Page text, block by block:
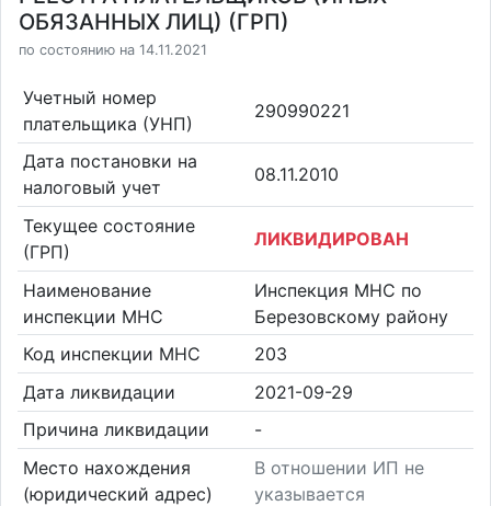
ОБЯЗАННЫХ ЛИЦ) (ГРП)
по состоянию на 14.11.2021
Учетный номер
плательщика (УНП)
290990221
Дата постановки на
налоговый учет
08.11.2010
Текущее состояние
(ГРП)
ЛИКВИДИРОВАН
Наименование
инспекции МНС
Инспекция МНС по
Березовскому району
Код инспекции МНС
203
Дата ликвидации
2021-09-29
Причина ликвидации
-
Место нахождения
(юридический адрес)
В отношении ИП не
указывается